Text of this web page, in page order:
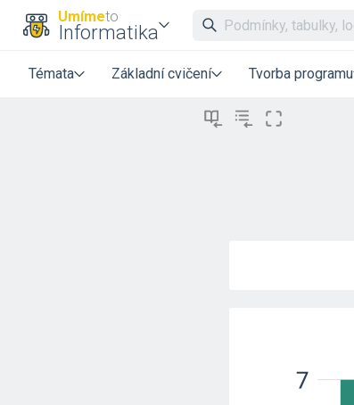
Umímeto
Informatika
Témata Základní cvičení Tvorba programu